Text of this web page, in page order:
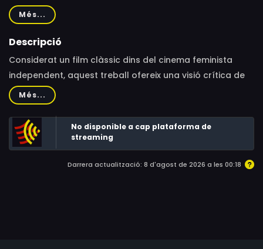
Becky Johnston, Pat Murphy, Kathryn Bigelow, Hillary
Hurst, Sheila McLaughlin, Marty Pottenger, Lynne Jones,
Ron Vawter, John Coplans, John Rudolph, Warner
Veronica Campbell, Mayumi Sakaguchi, Ryan, Chris
Brewer, Bill Tatum, Jorge Ramos, Julio Pena, Merián Soto,
Mark Boone Junior, Peggy Lee Brennan, Ed Bowes, Walter
Scheuer, Eric Bogosian
Més...
Descripció
Considerat un film clàssic dins del cinema feminista
independent, aquest treball ofereix una visió crítica de
les línies que delimiten les categories d'ètnia, classe i
gènere en els relats mediàtics.
Més...
No disponible a cap plataforma de
streaming
Darrera actualització: 8 d'agost de 2026 a les 00:18